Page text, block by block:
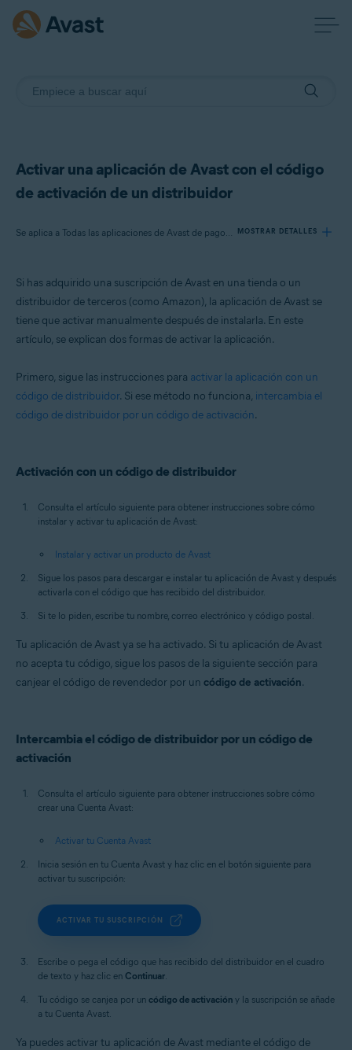
Activar una aplicación de Avast con el código
de activación de un distribuidor
Se aplica a Todas las aplicaciones de Avast de pago para particulares MOSTRAR DETALLES
Productos:
Sistemas operativos:
Si has adquirido una suscripción de Avast en una tienda o un
distribuidor de terceros (como Amazon), la aplicación de Avast se
tiene que activar manualmente después de instalarla. En este
artículo, se explican dos formas de activar la aplicación.
Primero, sigue las instrucciones para activar la aplicación con un
código de distribuidor. Si ese método no funciona, intercambia el
código de distribuidor por un código de activación.
Activación con un código de distribuidor
Consulta el artículo siguiente para obtener instrucciones sobre cómo
instalar y activar tu aplicación de Avast:
Instalar y activar un producto de Avast
Sigue los pasos para descargar e instalar tu aplicación de Avast y después
activarla con el código que has recibido del distribuidor.
Si te lo piden, escribe tu nombre, correo electrónico y código postal.
Tu aplicación de Avast ya se ha activado. Si tu aplicación de Avast
no acepta tu código, sigue los pasos de la siguiente sección para
canjear el código de revendedor por un código de activación.
Intercambia el código de distribuidor por un código de
activación
Consulta el artículo siguiente para obtener instrucciones sobre cómo
crear una Cuenta Avast:
Activar tu Cuenta Avast
Inicia sesión en tu Cuenta Avast y haz clic en el botón siguiente para
activar tu suscripción:
ACTIVAR TU SUSCRIPCIÓN
Escribe o pega el código que has recibido del distribuidor en el cuadro
de texto y haz clic en Continuar.
Tu código se canjea por un código de activación y la suscripción se añade
a tu Cuenta Avast.
Ya puedes activar tu aplicación de Avast mediante el código de